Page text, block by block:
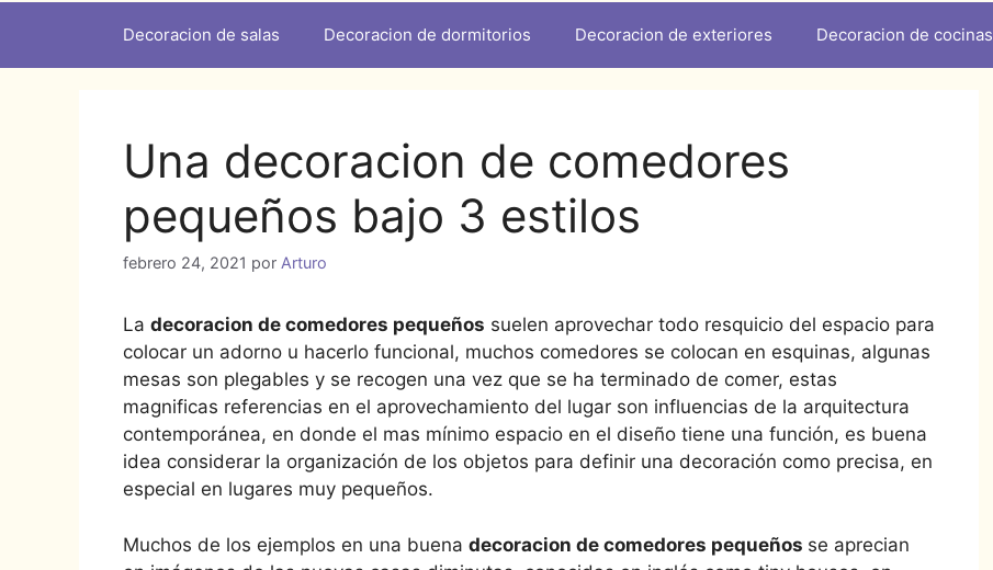
Decoracion de salas Decoracion de dormitorios Decoracion de exteriores Decoracion de cocinas
Una decoracion de comedores
pequeños bajo 3 estilos
febrero 24, 2021 por Arturo
La decoracion de comedores pequeños suelen aprovechar todo resquicio del espacio para
colocar un adorno u hacerlo funcional, muchos comedores se colocan en esquinas, algunas
mesas son plegables y se recogen una vez que se ha terminado de comer, estas
magnificas referencias en el aprovechamiento del lugar son influencias de la arquitectura
contemporánea, en donde el mas mínimo espacio en el diseño tiene una función, es buena
idea considerar la organización de los objetos para definir una decoración como precisa, en
especial en lugares muy pequeños.
Muchos de los ejemplos en una buena decoracion de comedores pequeños se aprecian